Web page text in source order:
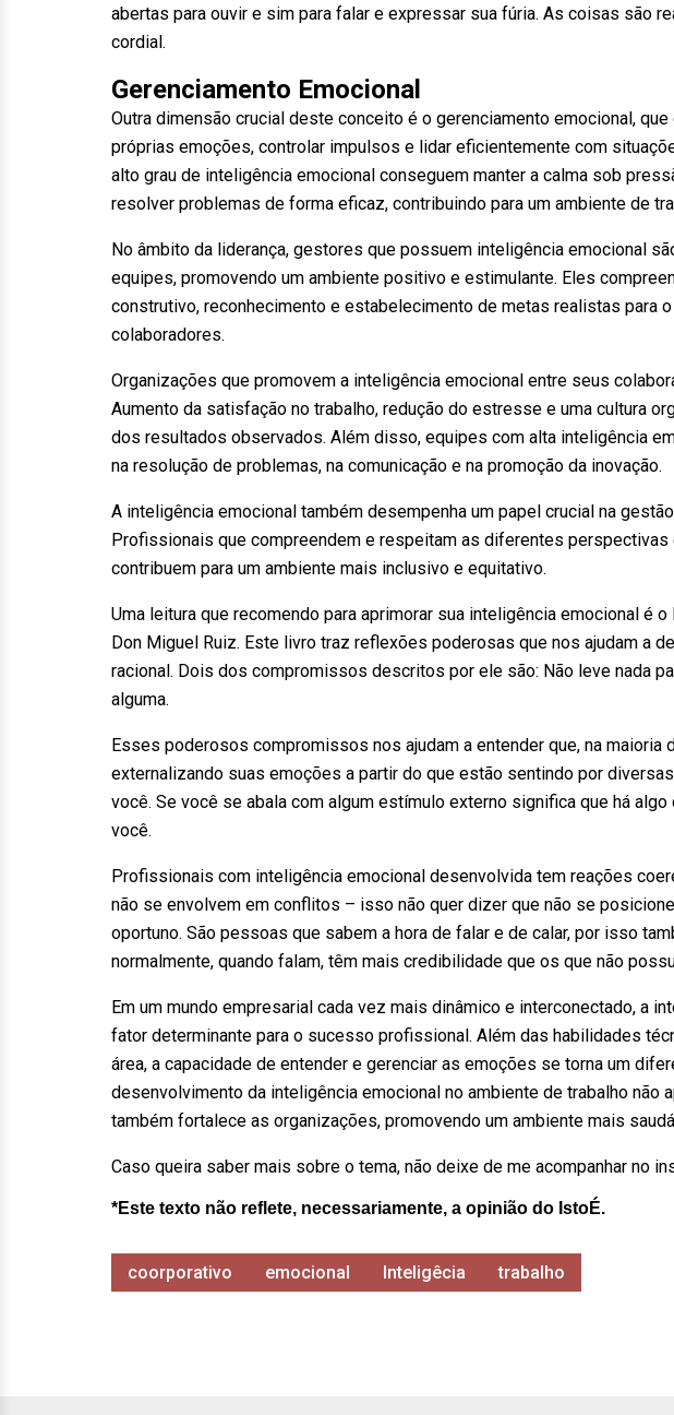
abertas para ouvir e sim para falar e expressar sua fúria. As coisas são
cordial.
Gerenciamento Emocional
Outra dimensão crucial deste conceito é o gerenciamento emocional,
próprias emoções, controlar impulsos e lidar eficientemente com
alto grau de inteligência emocional conseguem manter a calma sob
resolver problemas de forma eficaz, contribuindo para um ambiente de
No âmbito da liderança, gestores que possuem inteligência emocional
equipes, promovendo um ambiente positivo e estimulante. Eles
construtivo, reconhecimento e estabelecimento de metas realistas para
colaboradores.
Organizações que promovem a inteligência emocional entre seus
Aumento da satisfação no trabalho, redução do estresse e uma cultura
dos resultados observados. Além disso, equipes com alta inteligência
na resolução de problemas, na comunicação e na promoção da inovação.
A inteligência emocional também desempenha um papel crucial na
Profissionais que compreendem e respeitam as diferentes
contribuem para um ambiente mais inclusivo e equitativo.
Uma leitura que recomendo para aprimorar sua inteligência emocional é
Don Miguel Ruiz. Este livro traz reflexões poderosas que nos ajudam a
racional. Dois dos compromissos descritos por ele são: Não leve nada
alguma.
Esses poderosos compromissos nos ajudam a entender que, na
externalizando suas emoções a partir do que estão sentindo por
você. Se você se abala com algum estímulo externo significa que há
você.
Profissionais com inteligência emocional desenvolvida tem reações
não se envolvem em conflitos – isso não quer dizer que não se
oportuno. São pessoas que sabem a hora de falar e de calar, por isso
normalmente, quando falam, têm mais credibilidade que os que não
Em um mundo empresarial cada vez mais dinâmico e interconectado, a
fator determinante para o sucesso profissional. Além das habilidades
área, a capacidade de entender e gerenciar as emoções se torna um
desenvolvimento da inteligência emocional no ambiente de trabalho não
também fortalece as organizações, promovendo um ambiente mais
Caso queira saber mais sobre o tema, não deixe de me acompanhar no
*Este texto não reflete, necessariamente, a opinião do IstoÉ.
coorporativo emocional Inteligêcia trabalho